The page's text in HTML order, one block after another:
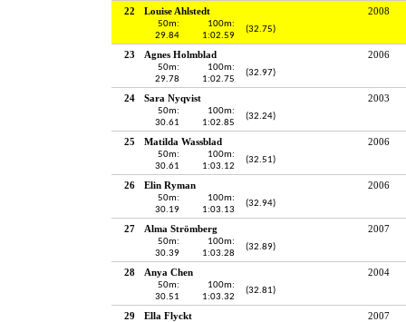
22 Louise Ahlstedt 2008
50m:
29.84
100m:
1:02.59
(32.75)
23 Agnes Holmblad 2006
50m:
29.78
100m:
1:02.75
(32.97)
24 Sara Nyqvist 2003
50m:
30.61
100m:
1:02.85
(32.24)
25 Matilda Wassblad 2006
50m:
30.61
100m:
1:03.12
(32.51)
26 Elin Ryman 2006
50m:
30.19
100m:
1:03.13
(32.94)
27 Alma Strömberg 2007
50m:
30.39
100m:
1:03.28
(32.89)
28 Anya Chen 2004
50m:
30.51
100m:
1:03.32
(32.81)
29 Ella Flyckt 2007